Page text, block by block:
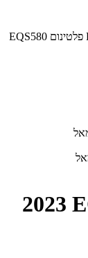
2023